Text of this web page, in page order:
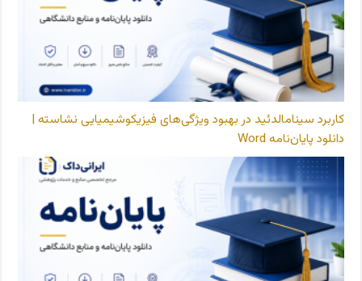
کاربرد سینامالدئید در بهبود ویژگی‌های فیزیکوشیمیایی نشاسته |
دانلود پایان‌نامه Word